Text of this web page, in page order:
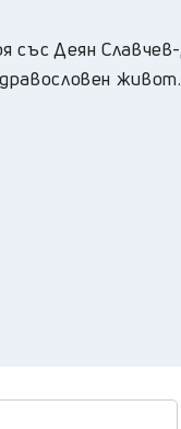
Деян
живот.